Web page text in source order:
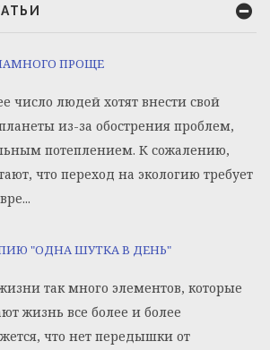
ПРОЩЕ
число людей хотят внести свой
из-за обострения проблем,
потеплением. К сожалению,
что переход на экологию требует
"ОДНА ШУТКА В ДЕНЬ"
так много элементов, которые
жизнь все более и более
что нет передышки от